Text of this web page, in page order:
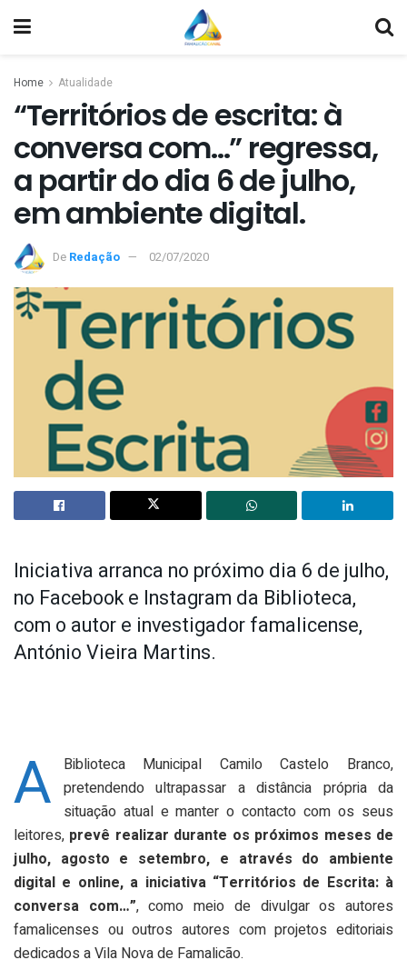
Home Atualidade
“Territórios de escrita: à
conversa com…” regressa,
a partir do dia 6 de julho,
em ambiente digital.
De Redação 02/07/2020
Iniciativa arranca no próximo dia 6 de julho,
no Facebook e Instagram da Biblioteca,
com o autor e investigador famalicense,
António Vieira Martins.
A
Biblioteca Municipal Camilo Castelo Branco,
pretendendo ultrapassar a distância própria da
situação atual e manter o contacto com os seus
leitores, prevê realizar durante os próximos meses de
julho, agosto e setembro, e através do ambiente
digital e online, a iniciativa “Territórios de Escrita: à
conversa com…”, como meio de divulgar os autores
famalicenses ou outros autores com projetos editoriais
dedicados a Vila Nova de Famalicão.